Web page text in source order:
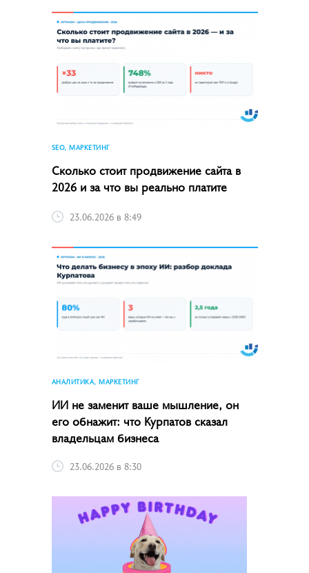
SEO, МАРКЕТИНГ
Сколько стоит продвижение сайта в
2026 и за что вы реально платите
23.06.2026 в 8:49
АНАЛИТИКА, МАРКЕТИНГ
ИИ не заменит ваше мышление, он
его обнажит: что Курпатов сказал
владельцам бизнеса
23.06.2026 в 8:30